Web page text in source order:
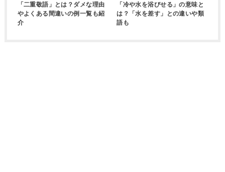
「二重敬語」とは？ダメな理由
やよくある間違いの例一覧も紹
介
「冷や水を浴びせる」の意味と
は？「水を差す」との違いや類
語も